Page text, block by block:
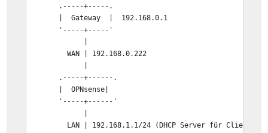
.-----+-----.
| Gateway | 192.168.0.1
'-----+-----'
WAN | 192.168.0.222
.-----+------.
| OPNsense|
'-----+------'
LAN | 192.168.1.1/24 (DHCP Server für Clients)